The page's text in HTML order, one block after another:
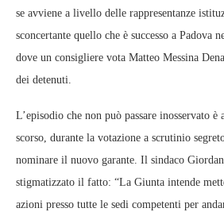
se avviene a livello delle rappresentanze
sconcertante quello che è successo a Padova
dove un consigliere vota Matteo Messina
dei detenuti.
L’episodio che non può passare inosservato
scorso, durante la votazione a scrutinio
nominare il nuovo garante. Il sindaco
stigmatizzato il fatto: “La Giunta intende
azioni presso tutte le sedi competenti per